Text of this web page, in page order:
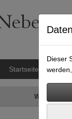
Startseite
Warenkorb
Dieser